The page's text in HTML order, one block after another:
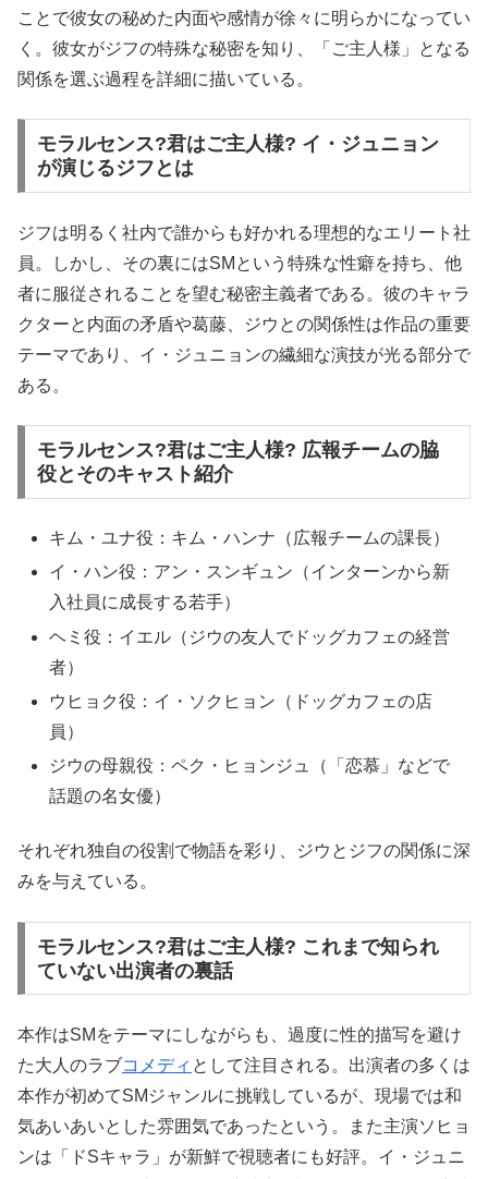
ことで彼女の秘めた内面や感情が徐々に明らかになってい
く。彼女がジフの特殊な秘密を知り、「ご主人様」となる
関係を選ぶ過程を詳細に描いている。
モラルセンス?君はご主人様? イ・ジュニョン
が演じるジフとは
ジフは明るく社内で誰からも好かれる理想的なエリート社
員。しかし、その裏にはSMという特殊な性癖を持ち、他
者に服従されることを望む秘密主義者である。彼のキャラ
クターと内面の矛盾や葛藤、ジウとの関係性は作品の重要
テーマであり、イ・ジュニョンの繊細な演技が光る部分で
ある。
モラルセンス?君はご主人様? 広報チームの脇
役とそのキャスト紹介
キム・ユナ役：キム・ハンナ（広報チームの課長）
イ・ハン役：アン・スンギュン（インターンから新
入社員に成長する若手）
ヘミ役：イエル（ジウの友人でドッグカフェの経営
者）
ウヒョク役：イ・ソクヒョン（ドッグカフェの店
員）
ジウの母親役：ペク・ヒョンジュ（「恋慕」などで
話題の名女優）
それぞれ独自の役割で物語を彩り、ジウとジフの関係に深
みを与えている。
モラルセンス?君はご主人様? これまで知られ
ていない出演者の裏話
本作はSMをテーマにしながらも、過度に性的描写を避け
た大人のラブコメディ として注目される。出演者の多くは
本作が初めてSMジャンルに挑戦しているが、現場では和
気あいあいとした雰囲気であったという。また主演ソヒョ
ンは「ドSキャラ」が新鮮で視聴者にも好評。イ・ジュニ